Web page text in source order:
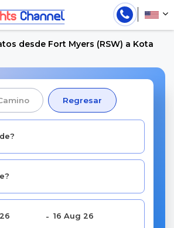
desde Fort Myers (RSW) a Kota
Regresar